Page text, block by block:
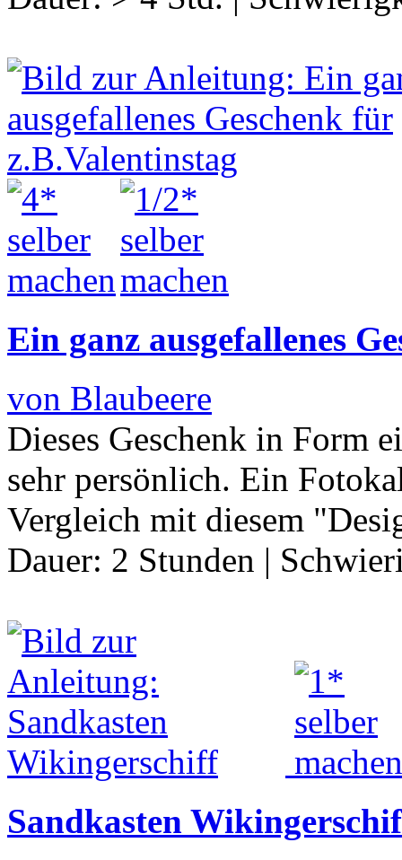
Ein ganz ausgefallenes
von Blaubeere
Dieses Geschenk in Form
sehr persönlich. Ein
Vergleich mit diesem
Dauer: 2 Stunden |
Sandkasten